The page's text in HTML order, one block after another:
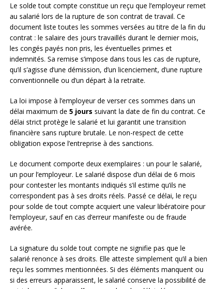
Le solde tout compte constitue un reçu que l’employeur remet
au salarié lors de la rupture de son contrat de travail. Ce
document liste toutes les sommes versées au titre de la fin du
contrat : le salaire des jours travaillés durant le dernier mois,
les congés payés non pris, les éventuelles primes et
indemnités. Sa remise s’impose dans tous les cas de rupture,
qu’il s’agisse d’une démission, d’un licenciement, d’une rupture
conventionnelle ou d’un départ à la retraite.
La loi impose à l’employeur de verser ces sommes dans un
délai maximum de 5 jours suivant la date de fin du contrat. Ce
délai strict protège le salarié et lui garantit une transition
financière sans rupture brutale. Le non-respect de cette
obligation expose l’entreprise à des sanctions.
Le document comporte deux exemplaires : un pour le salarié,
un pour l’employeur. Le salarié dispose d’un délai de 6 mois
pour contester les montants indiqués s’il estime qu’ils ne
correspondent pas à ses droits réels. Passé ce délai, le reçu
pour solde de tout compte acquiert une valeur libératoire pour
l’employeur, sauf en cas d’erreur manifeste ou de fraude
avérée.
La signature du solde tout compte ne signifie pas que le
salarié renonce à ses droits. Elle atteste simplement qu’il a bien
reçu les sommes mentionnées. Si des éléments manquent ou
si des erreurs apparaissent, le salarié conserve la possibilité de